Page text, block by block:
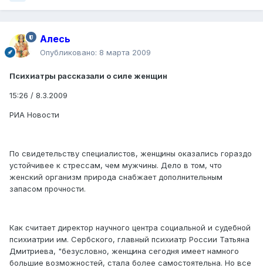
Алесь
Опубликовано: 8 марта 2009
Психиатры рассказали о силе женщин
15:26 / 8.3.2009
РИА Новости
По свидетельству специалистов, женщины оказались гораздо
устойчивее к стрессам, чем мужчины. Дело в том, что
женский организм природа снабжает дополнительным
запасом прочности.
Как считает директор научного центра социальной и судебной
психиатрии им. Сербского, главный психиатр России Татьяна
Дмитриева, "безусловно, женщина сегодня имеет намного
большие возможностей, стала более самостоятельна. Но все